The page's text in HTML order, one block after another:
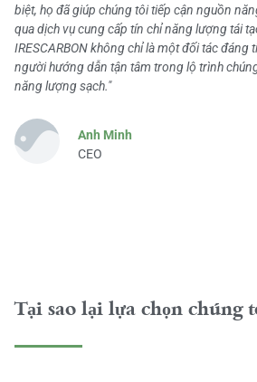
biệt, họ đã giúp chúng tôi tiếp cận nguồn
qua dịch vụ cung cấp tín chỉ năng lượng tái
IRESCARBON không chỉ là một đối tác đáng
người hướng dẫn tận tâm trong lộ trình
năng lượng sạch."
Anh Minh
CEO
Tại sao lại lựa chọn chúng